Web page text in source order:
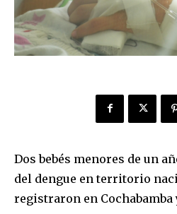
Dos bebés menores de un
del dengue en territorio
registraron en Cochabamba